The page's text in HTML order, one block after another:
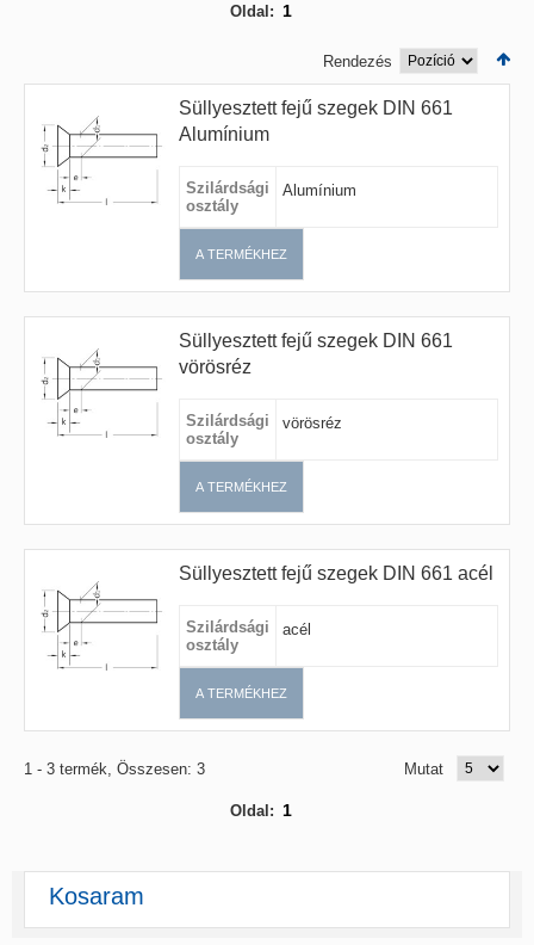
Oldal: 1
Rendezés
Süllyesztett fejű szegek DIN 661
Alumínium
Szilárdsági
osztály
Alumínium
A TERMÉKHEZ
Süllyesztett fejű szegek DIN 661
vörösréz
Szilárdsági
osztály
vörösréz
A TERMÉKHEZ
Süllyesztett fejű szegek DIN 661 acél
Szilárdsági
osztály
acél
A TERMÉKHEZ
1 - 3 termék, Összesen: 3 Mutat
Oldal: 1
Kosaram